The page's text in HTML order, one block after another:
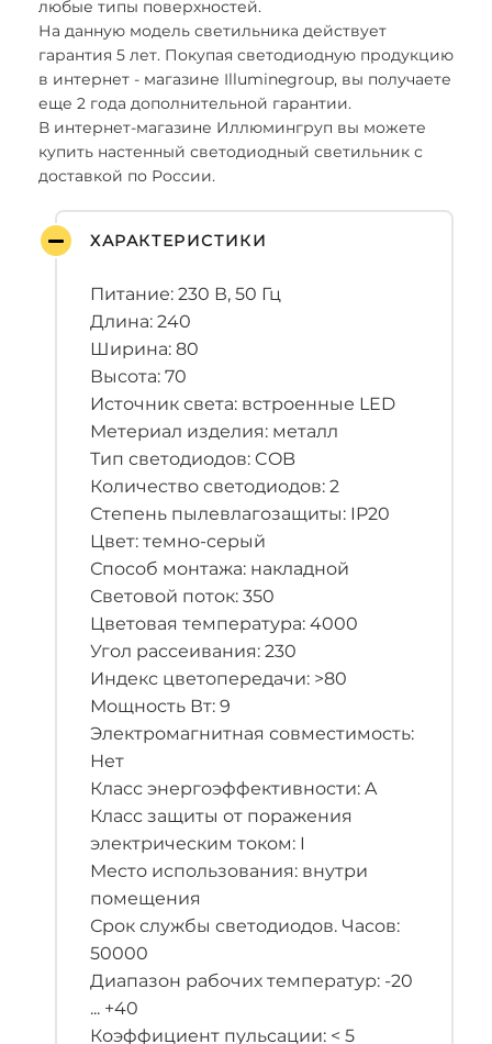
любые типы поверхностей.
На данную модель светильника действует
гарантия 5 лет. Покупая светодиодную продукцию
в интернет - магазине Illuminegroup, вы получаете
еще 2 года дополнительной гарантии.
В интернет-магазине Иллюмингруп вы можете
купить настенный светодиодный светильник с
доставкой по России.
ХАРАКТЕРИСТИКИ
Питание: 230 В, 50 Гц
Длина: 240
Ширина: 80
Высота: 70
Источник света: встроенные LED
Метериал изделия: металл
Тип светодиодов: COB
Количество светодиодов: 2
Степень пылевлагозащиты: IP20
Цвет: темно-серый
Способ монтажа: накладной
Световой поток: 350
Цветовая температура: 4000
Угол рассеивания: 230
Индекс цветопередачи: >80
Мощность Вт: 9
Электромагнитная совместимость:
Нет
Класс энергоэффективности: A
Класс защиты от поражения
электрическим током: I
Место использования: внутри
помещения
Срок службы светодиодов. Часов:
50000
Диапазон рабочих температур: -20
... +40
Коэффициент пульсации: < 5